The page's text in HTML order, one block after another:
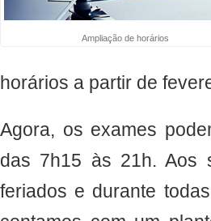
Ampliação de horários
horários a partir de
Agora, os exames
das 7h15 às 21h. Aos
feriados e durante